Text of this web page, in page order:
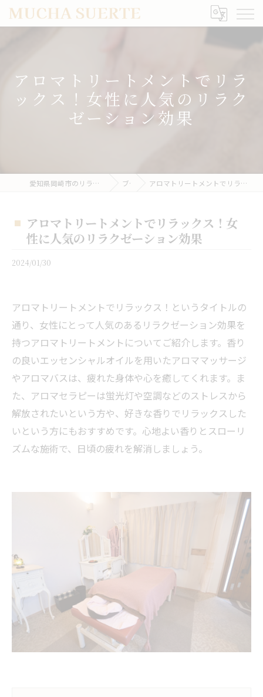
アロマトリートメントでリラ
ックス！女性に人気のリラク
ゼーション効果
愛知県岡崎市のリラクゼーションならMUCHA SUERTE ブログ アロマトリートメントでリラックス！女性に人気のリラクゼーション効果
アロマトリートメントでリラックス！女
性に人気のリラクゼーション効果
2024/01/30
アロマトリートメントでリラックス！というタイトルの
通り、女性にとって人気のあるリラクゼーション効果を
持つアロマトリートメントについてご紹介します。香り
の良いエッセンシャルオイルを用いたアロママッサージ
やアロマバスは、疲れた身体や心を癒してくれます。ま
た、アロマセラピーは蛍光灯や空調などのストレスから
解放されたいという方や、好きな香りでリラックスした
いという方にもおすすめです。心地よい香りとスローリ
ズムな施術で、日頃の疲れを解消しましょう。